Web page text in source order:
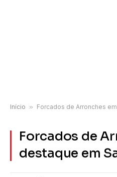
Início » Forcados de Arronches
Forcados de
destaque em